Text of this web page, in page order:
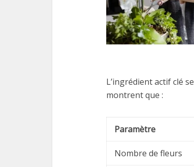
L’ingrédient actif clé
montrent que :
Paramètre
Nombre de fleurs